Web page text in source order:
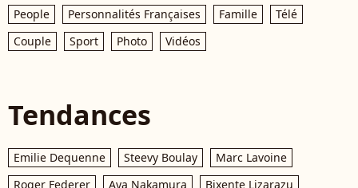
People Personnalités Françaises Famille
Télé
Couple
Sport Photo Vidéos
Tendances
Emilie Dequenne Steevy Boulay
Marc Lavoine
Roger Federer
Aya Nakamura
Bixente Lizarazu